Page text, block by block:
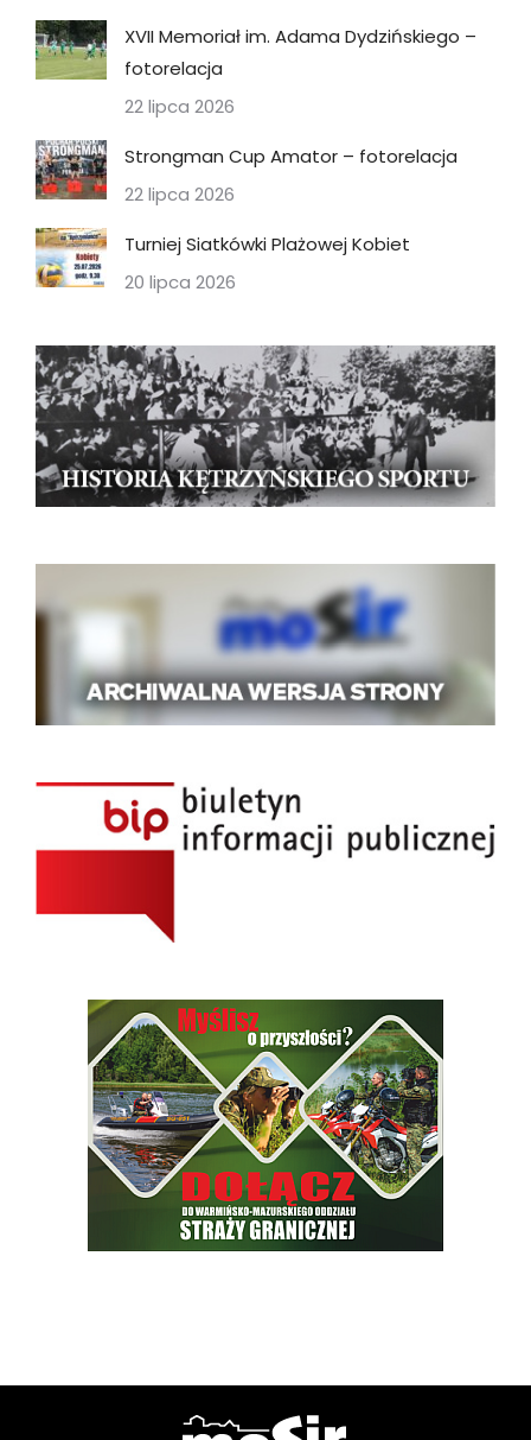
XVII Memoriał im. Adama Dydzińskiego –
fotorelacja
22 lipca 2026
Strongman Cup Amator – fotorelacja
22 lipca 2026
Turniej Siatkówki Plażowej Kobiet
20 lipca 2026